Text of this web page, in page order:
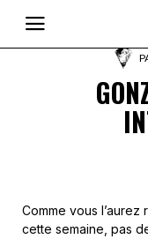
Comme vous
cette semaine, pas